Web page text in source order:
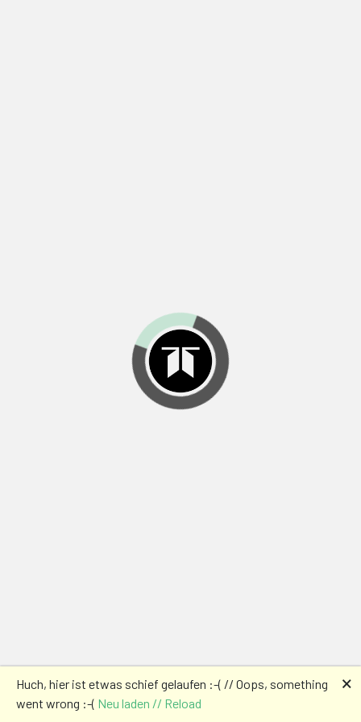
Huch, hier ist etwas schief gelaufen :-( // Oops, something
went wrong :-( Neu laden // Reload
🗙